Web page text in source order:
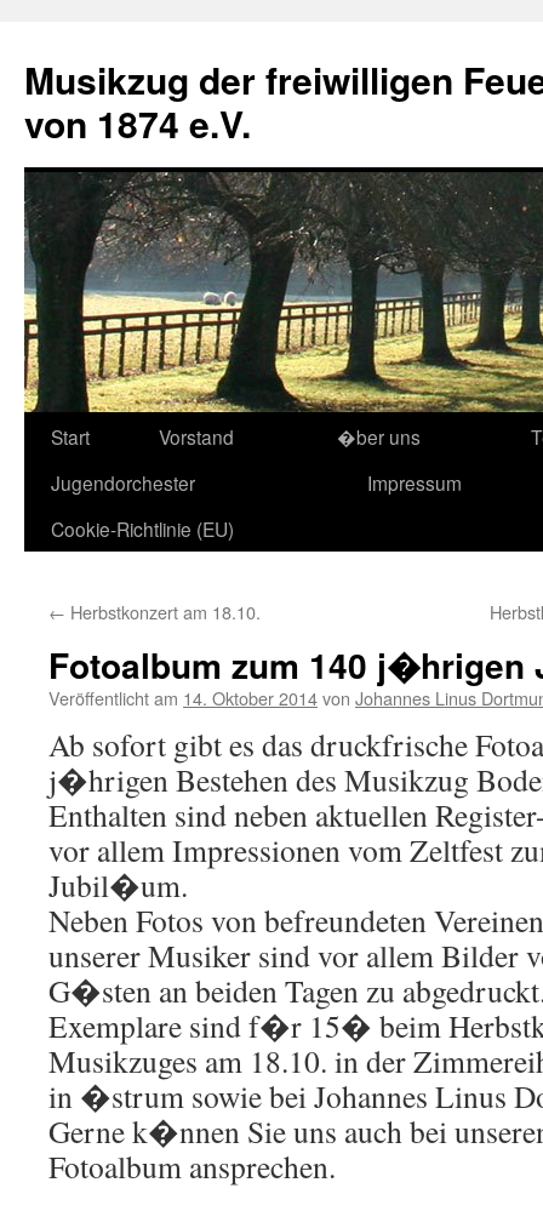
springen
Musikzug der freiwilligen
von 1874 e.V.
Start Vorstand �ber uns
Jugendorchester
Impressum
Cookie-Richtlinie (EU)
← Herbstkonzert am 18.10.
Fotoalbum zum 140
Veröffentlicht am 14. Oktober 2014von Johannes Linus
Ab sofort gibt es das druckfrische
j�hrigen Bestehen des Musikzug
Enthalten sind neben aktuellen
vor allem Impressionen vom Zeltfest
Jubil�um.
Neben Fotos von befreundeten
unserer Musiker sind vor allem Bilder
G�sten an beiden Tagen zu
Exemplare sind f�r 15� beim
Musikzuges am 18.10. in der
in �strum sowie bei Johannes Linus
Gerne k�nnen Sie uns auch bei
Fotoalbum ansprechen.